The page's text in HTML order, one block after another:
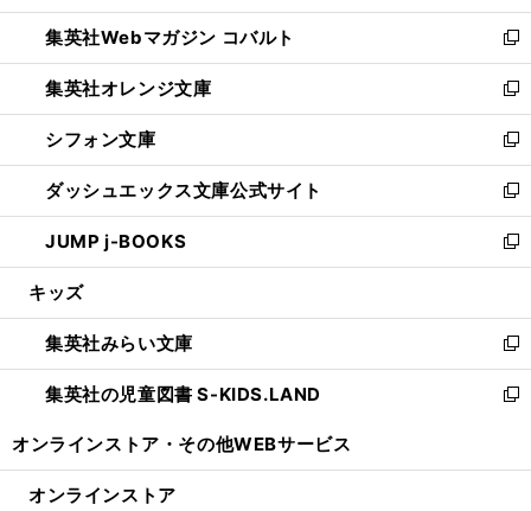
開
く
ウ
で
開
く
ン
ド
ウ
で
開
く
ウ
ィ
ン
ド
ウ
で
開
く
集英社Webマガジン コバルト
新
し
い
ウ
ィ
ン
ド
ウ
で
開
集英社オレンジ文庫
新
し
い
ウ
ィ
ン
ド
ウ
開
く
シフォン文庫
新
し
い
ウ
ィ
ン
ウ
で
開
く
ダッシュエックス文庫公式サイト
新
し
い
ウ
ン
ド
ウ
で
JUMP j-BOOKS
新
し
ウ
ィ
ン
ド
開
キッズ
集英社みらい文庫
新
し
い
ン
集英社の児童図書 S-KIDS.LAND
新
ウ
オンラインストア・ その他WEBサービス
オンラインストア